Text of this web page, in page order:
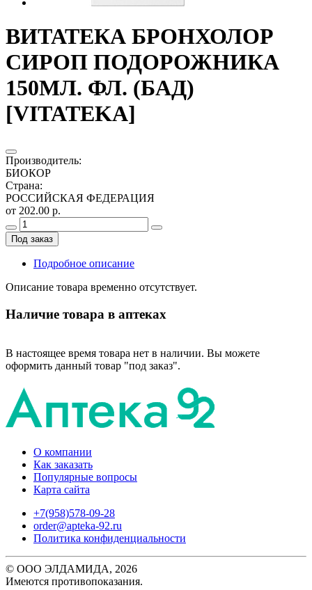
ВИТАТЕКА БРОНХОЛОР
СИРОП ПОДОРОЖНИКА
150МЛ. ФЛ. (БАД)
[VITATEKA]
Производитель:
БИОКОР
Страна:
РОССИЙСКАЯ ФЕДЕРАЦИЯ
от 202.00 р.
Под заказ
Подробное описание
Описание товара временно отсутствует.
Наличие товара в аптеках
В настоящее время товара нет в наличии. Вы можете
оформить данный товар "под заказ".
О компании
Как заказать
Популярные вопросы
Карта сайта
+7(958)578-09-28
order@apteka-92.ru
Политика конфиденциальности
© ООО ЭЛДАМИДА, 2026
Имеются противопоказания.